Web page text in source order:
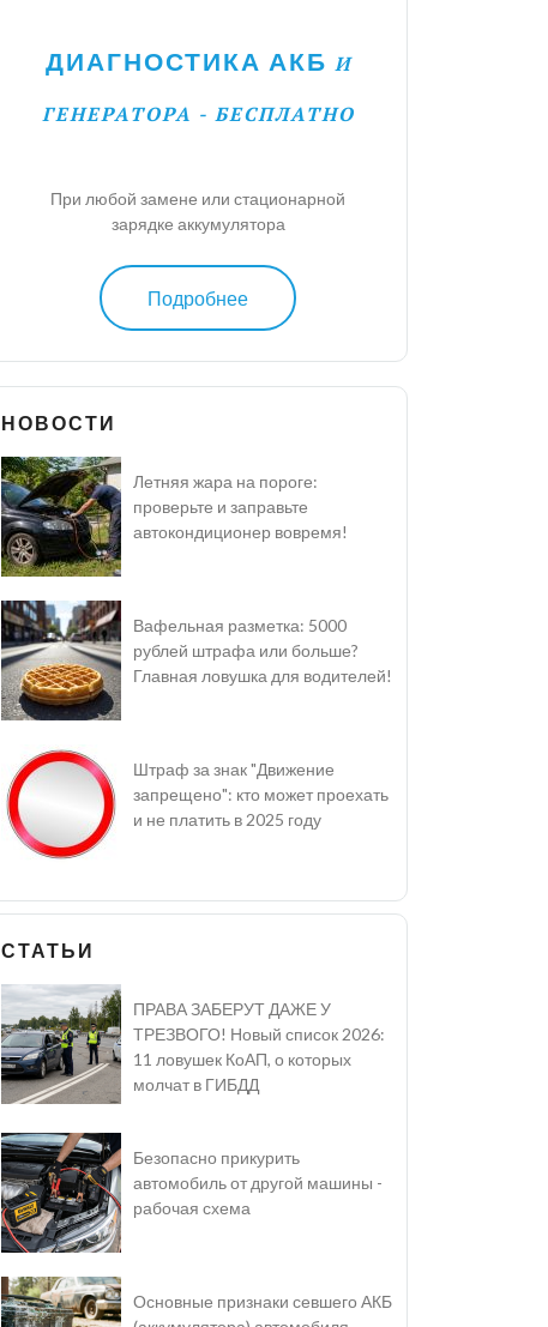
ДИАГНОСТИКА АКБ И
ГЕНЕРАТОРА - БЕСПЛАТНО
При любой замене или стационарной
зарядке аккумулятора
Подробнее
НОВОСТИ
Летняя жара на пороге:
проверьте и заправьте
автокондиционер вовремя!
Вафельная разметка: 5000
рублей штрафа или больше?
Главная ловушка для водителей!
Штраф за знак "Движение
запрещено": кто может проехать
и не платить в 2025 году
СТАТЬИ
ПРАВА ЗАБЕРУТ ДАЖЕ У
ТРЕЗВОГО! Новый список 2026:
11 ловушек КоАП, о которых
молчат в ГИБДД
Безопасно прикурить
автомобиль от другой машины -
рабочая схема
Основные признаки севшего АКБ